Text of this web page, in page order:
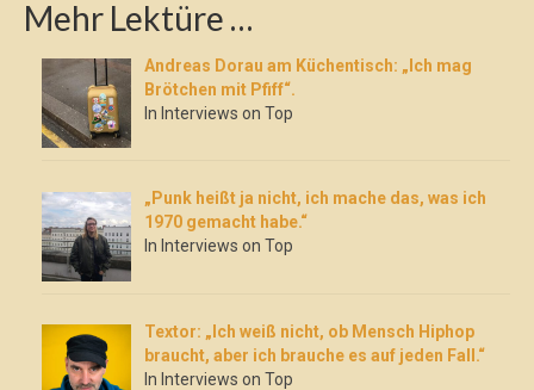
Mehr Lektüre …
Andreas Dorau am Küchentisch: „Ich mag
Brötchen mit Pfiff“.
In Interviews on Top
„Punk heißt ja nicht, ich mache das, was ich
1970 gemacht habe.“
In Interviews on Top
Textor: „Ich weiß nicht, ob Mensch Hiphop
braucht, aber ich brauche es auf jeden Fall.“
In Interviews on Top